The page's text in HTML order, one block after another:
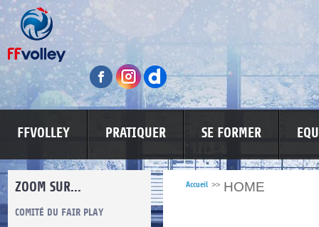
FFVOLLEY PRATIQUER SE FORMER
ZOOM SUR...
COMITÉ DU FAIR PLAY LUTTE CONTRE LES VIOLENCES
Accueil >> HOME